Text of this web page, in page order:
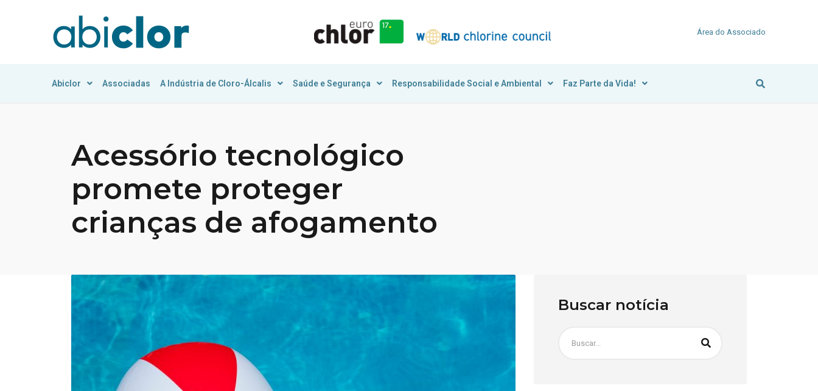
Área do Associado
Abiclor Associadas A Indústria de Cloro-Álcalis Saúde e Segurança Responsabilidade Social e Ambiental Faz Parte da Vida!
Acessório tecnológico
promete proteger
crianças de afogamento
Buscar notícia